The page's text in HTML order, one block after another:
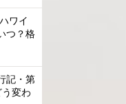
ワイ
つ？格
記・第
変わ